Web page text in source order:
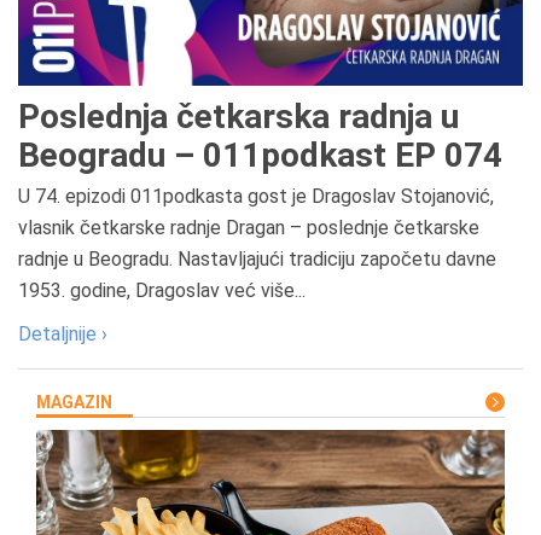
Poslednja četkarska radnja u
Beogradu – 011podkast EP 074
U 74. epizodi 011podkasta gost je Dragoslav Stojanović,
vlasnik četkarske radnje Dragan – poslednje četkarske
radnje u Beogradu. Nastavljajući tradiciju započetu davne
1953. godine, Dragoslav već više...
Detaljnije ›
MAGAZIN